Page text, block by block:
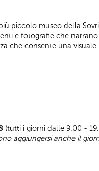
piccolo museo della
e fotografie che
che consente una
(tutti i giorni dalle 9.00 -
aggiungersi anche il